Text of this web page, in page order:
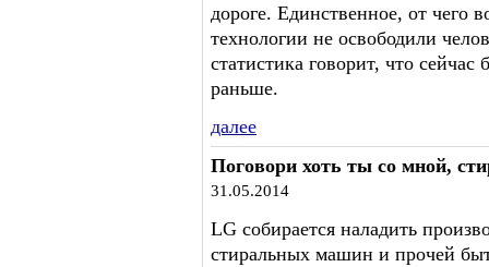
дороге. Единственное, от чего
технологии не освободили
статистика говорит, что
раньше.
далее
Поговори хоть ты со мной,
31.05.2014
LG собирается наладить
стиральных машин и прочей